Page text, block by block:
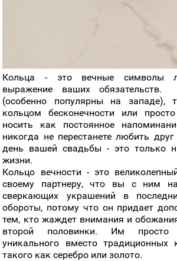
Кольца - это вечные символы
выражение ваших обязательств.
(особенно популярны на западе),
кольцом бесконечности или
носить как постоянное
никогда не перестанете любить
день вашей свадьбы - это только
жизни.
Кольцо вечности - это
своему партнеру, что вы с ним
сверкающих украшений в
обороты, потому что он придает
тем, кто жаждет внимания и
второй половинки. Им просто
уникального вместо традиционных
такого как серебро или золото.